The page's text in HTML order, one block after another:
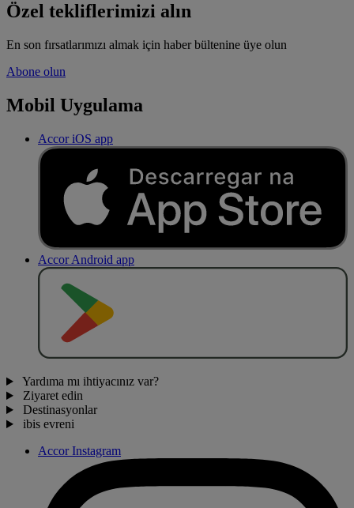
Özel tekliflerimizi alın
En son fırsatlarımızı almak için haber bültenine üye olun
Abone olun
Mobil Uygulama
Accor iOS app
Accor Android app
Yardıma mı ihtiyacınız var?
Ziyaret edin
Destinasyonlar
ibis evreni
Accor Instagram